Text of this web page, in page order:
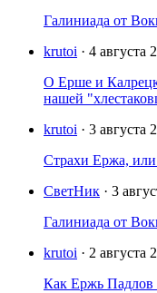
Галиниада от
krutoi · 4 августа
О Ерше и
нашей
krutoi · 3 августа
Страхи Ержа,
СветНик · 3
Галиниада от
krutoi · 2 августа
Как Ержь Падлов